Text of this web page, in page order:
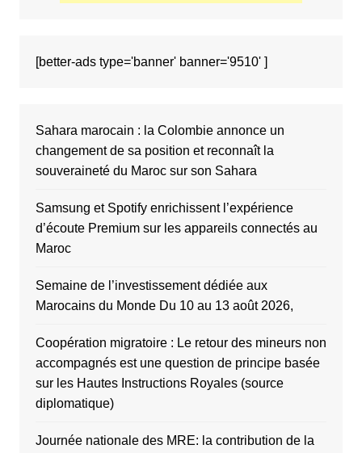
[better-ads type='banner' banner='9510' ]
Sahara marocain : la Colombie annonce un
changement de sa position et reconnaît la
souveraineté du Maroc sur son Sahara
Samsung et Spotify enrichissent l’expérience
d’écoute Premium sur les appareils connectés au
Maroc
Semaine de l’investissement dédiée aux
Marocains du Monde Du 10 au 13 août 2026,
Coopération migratoire : Le retour des mineurs non
accompagnés est une question de principe basée
sur les Hautes Instructions Royales (source
diplomatique)
Journée nationale des MRE: la contribution de la